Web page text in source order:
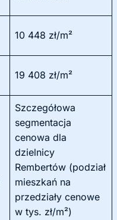
10 448 zł/m²
19 408 zł/m²
Szczegółowa
segmentacja
cenowa dla
dzielnicy
Rembertów (podział
mieszkań na
przedziały cenowe
w tys. zł/m²)